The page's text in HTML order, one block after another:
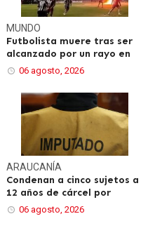
MUNDO
Futbolista muere tras ser
alcanzado por un rayo en
06 agosto, 2026
ARAUCANÍA
Condenan a cinco sujetos a
12 años de cárcel por
06 agosto, 2026